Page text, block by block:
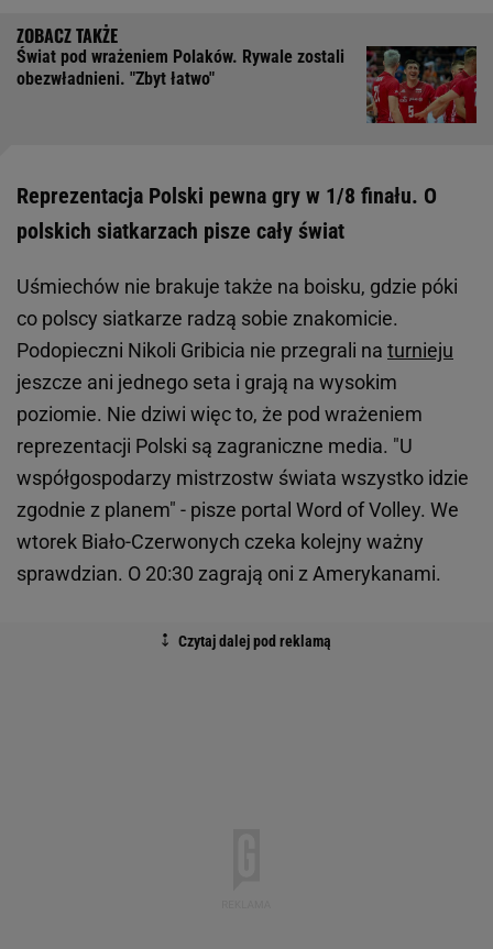
Świat pod wrażeniem Polaków. Rywale zostali
obezwładnieni. "Zbyt łatwo"
Reprezentacja Polski pewna gry w 1/8 finału. O
polskich siatkarzach pisze cały świat
Uśmiechów nie brakuje także na boisku, gdzie póki
co polscy siatkarze radzą sobie znakomicie.
Podopieczni Nikoli Gribicia nie przegrali na turnieju
jeszcze ani jednego seta i grają na wysokim
poziomie. Nie dziwi więc to, że pod wrażeniem
reprezentacji Polski są zagraniczne media. "U
współgospodarzy mistrzostw świata wszystko idzie
zgodnie z planem" - pisze portal Word of Volley. We
wtorek Biało-Czerwonych czeka kolejny ważny
sprawdzian. O 20:30 zagrają oni z Amerykanami.